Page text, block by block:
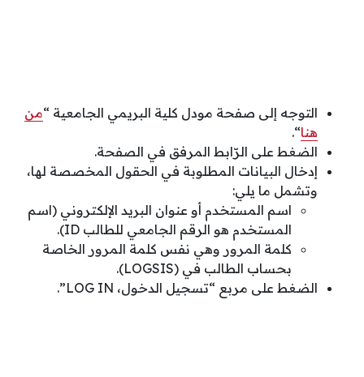
التوجه إلى صفحة مودل كلية البريمي الجامعية “من
هنا“.
الضغط على الرّابط المرفق في الصفحة.
إدخال البيانات المطلوبة في الحقول المخصصة لها،
وتشمل ما يلي:
اسم المستخدم أو عنوان البريد الإلكتروني (اسم
المستخدم هو الرقم الجامعي للطالب ID).
كلمة المرور وهي نفس كلمة المرور الخاصة
بحساب الطالب في (LOGSIS).
الضغط على مربع “تسجيل الدخول، LOG IN”.